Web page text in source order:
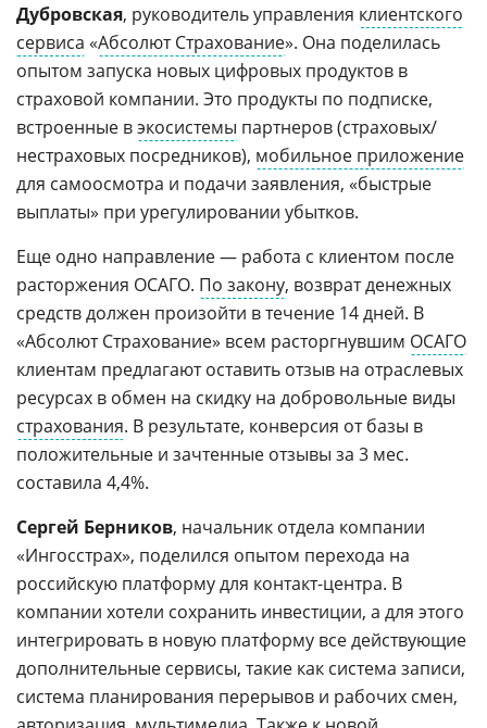
Дубровская, руководитель управления клиентского
сервиса «Абсолют Страхование». Она поделилась
опытом запуска новых цифровых продуктов в
страховой компании. Это продукты по подписке,
встроенные вэкосистемы партнеров (страховых/
нестраховых посредников), мобильное приложение
для самоосмотра и подачи заявления, «быстрые
выплаты» при урегулировании убытков.
Еще одно направление — работа с клиентом после
расторжения ОСАГО. По закону, возврат денежных
средств должен произойти в течение 14 дней. В
«Абсолют Страхование» всем расторгнувшим ОСАГО
клиентам предлагают оставить отзыв на отраслевых
ресурсах в обмен на скидку на добровольные виды
страхования. В результате, конверсия от базы в
положительные и зачтенные отзывы за 3 мес.
составила 4,4%.
Сергей Берников, начальник отдела компании
«Ингосстрах», поделился опытом перехода на
российскую платформу для контакт-центра. В
компании хотели сохранить инвестиции, а для этого
интегрировать в новую платформу все действующие
дополнительные сервисы, такие как система записи,
система планирования перерывов и рабочих смен,